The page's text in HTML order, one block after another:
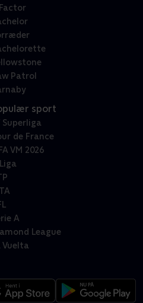
Patrol
sport
Superliga
de France
VM 2026
A
League
Vuelta